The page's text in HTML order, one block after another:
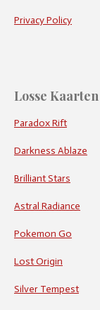
Privacy Policy
Losse Kaarten
Paradox Rift
Darkness Ablaze
Brilliant Stars
Astral Radiance
Pokemon Go
Lost Origin
Silver Tempest